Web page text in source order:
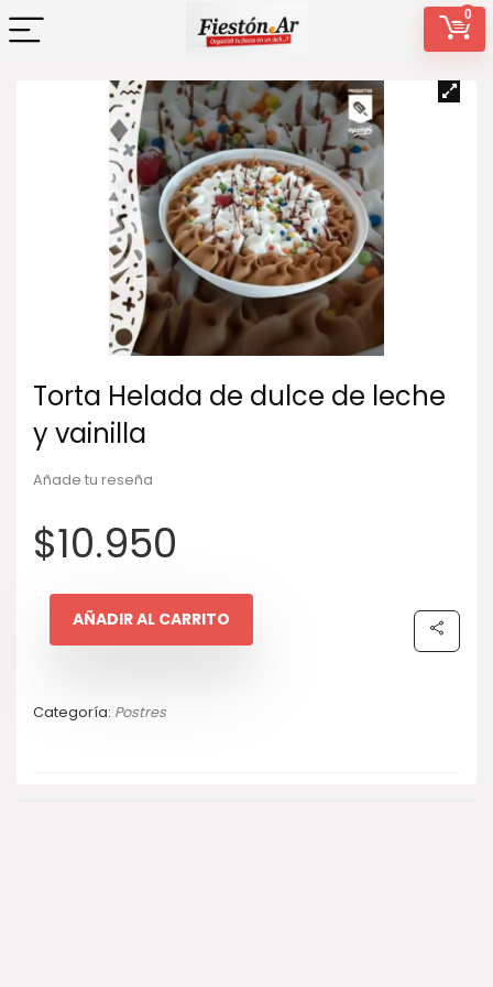
0
Torta Helada de dulce de leche
y vainilla
Añade tu reseña
$10.950
AÑADIR AL CARRITO
Categoría: Postres